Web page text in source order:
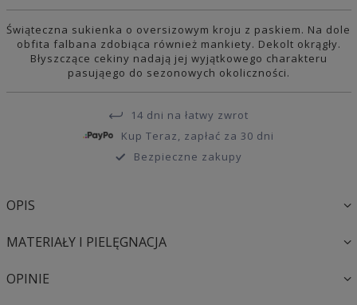
Świąteczna sukienka o oversizowym kroju z paskiem. Na dole
obfita falbana zdobiąca również mankiety. Dekolt okrągły.
Błyszczące cekiny nadają jej wyjątkowego charakteru
pasująego do sezonowych okoliczności.
14 dni na łatwy zwrot
Kup Teraz, zapłać za 30 dni
Bezpieczne zakupy
OPIS
MATERIAŁY I PIELĘGNACJA
OPINIE